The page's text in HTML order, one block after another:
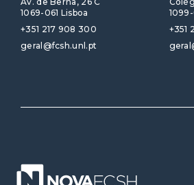
1069-061 Lisboa
+351 217 908 300
geral@fcsh.unl.pt
+351